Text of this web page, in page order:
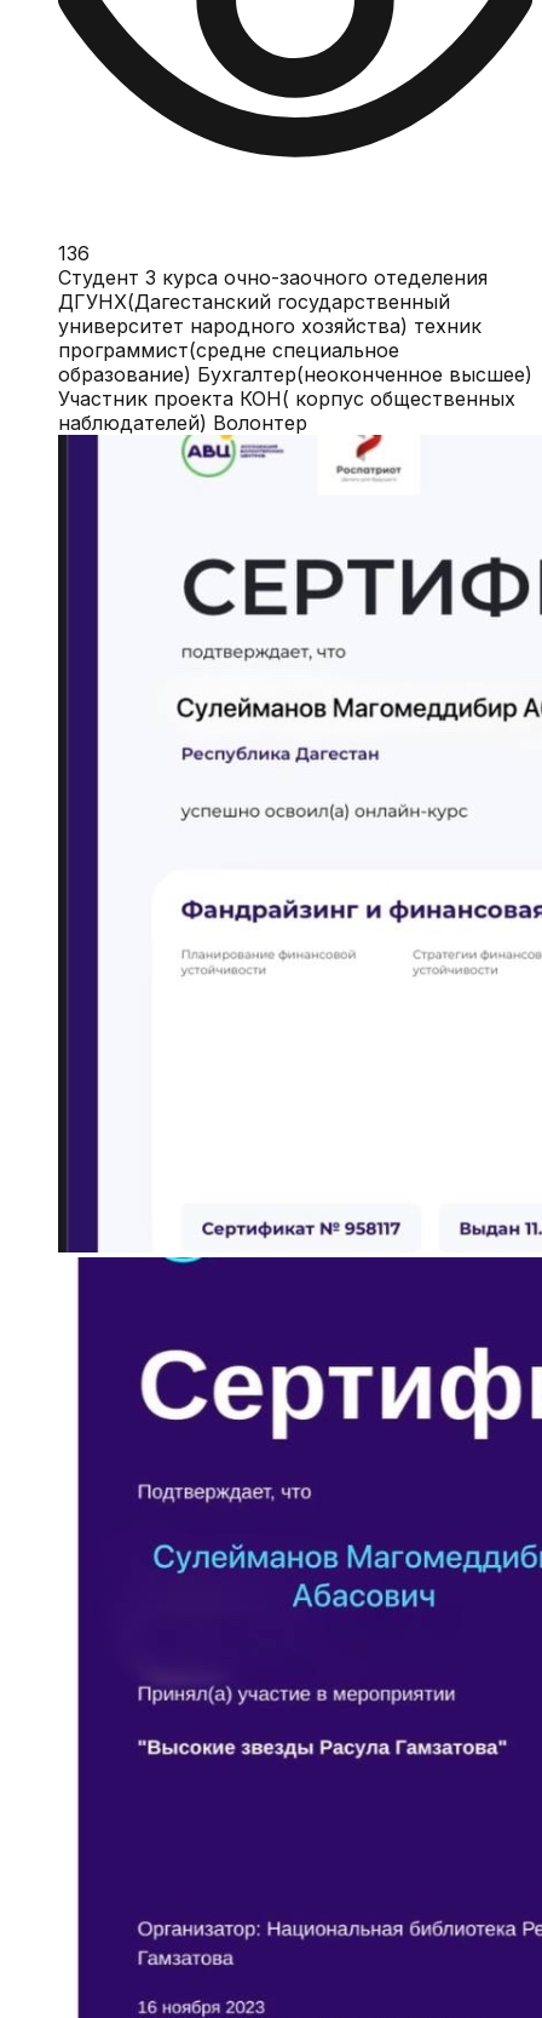
136
Студент 3 курса очно-заочного отеделения
ДГУНХ(Дагестанский государственный
университет народного хозяйства) техник
программист(средне специальное
образование) Бухгалтер(неоконченное высшее)
Участник проекта КОН( корпус общественных
наблюдателей) Волонтер